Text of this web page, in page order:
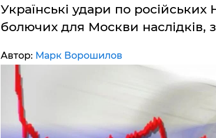
Українські удари по
болючих для Москви наслідків,
Автор: Марк Ворошилов